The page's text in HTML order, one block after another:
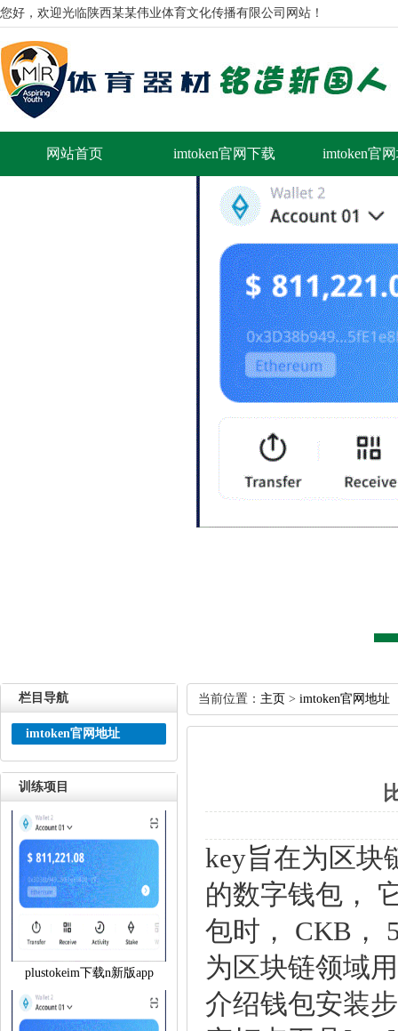
您好，欢迎光临陕西某某伟业体育文化传播有限公司网站！
网站首页 imtoken官网下载 imtoken官
栏目导航
imtoken官网地址
训练项目
plustokeim下载n新版app
当前位置： 主页 > imtoken官网地址
key旨在为区块
的数字钱包，
包时，CKB，
为区块链领域
介绍钱包安装